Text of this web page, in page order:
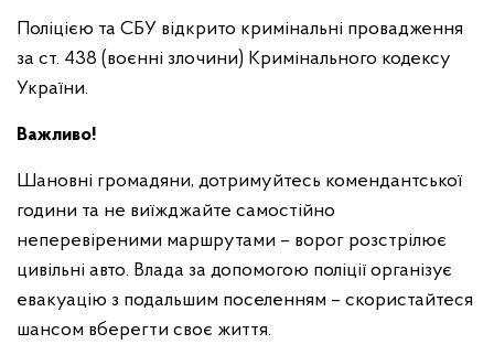
Поліцією та СБУ відкрито кримінальні провадження
за ст. 438 (воєнні злочини) Кримінального кодексу
України.
Важливо!
Шановні громадяни, дотримуйтесь комендантської
години та не виїжджайте самостійно
неперевіреними маршрутами – ворог розстрілює
цивільні авто. Влада за допомогою поліції організує
евакуацію з подальшим поселенням – скористайтеся
шансом вберегти своє життя.